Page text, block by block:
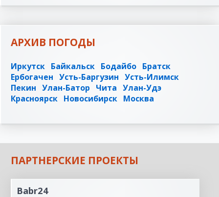
АРХИВ ПОГОДЫ
Иркутск Байкальск Бодайбо Братск
Ербогачен Усть-Баргузин Усть-Илимск
Пекин Улан-Батор Чита Улан-Удэ
Красноярск Новосибирск Москва
ПАРТНЕРСКИЕ ПРОЕКТЫ
Babr24